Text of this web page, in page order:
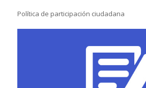
Política de participación ciudadana